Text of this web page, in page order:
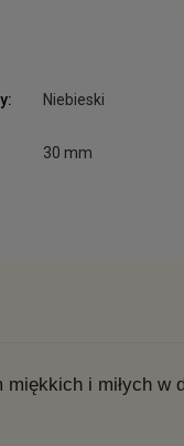
Niebieski
30 mm
i miłych